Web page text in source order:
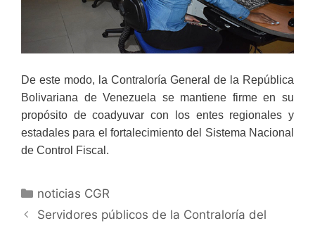
De este modo, la Contraloría General de la República
Bolivariana de Venezuela se mantiene firme en su
propósito de coadyuvar con los entes regionales y
estadales para el fortalecimiento del Sistema Nacional
de Control Fiscal.
noticias CGR
Servidores públicos de la Contraloría del